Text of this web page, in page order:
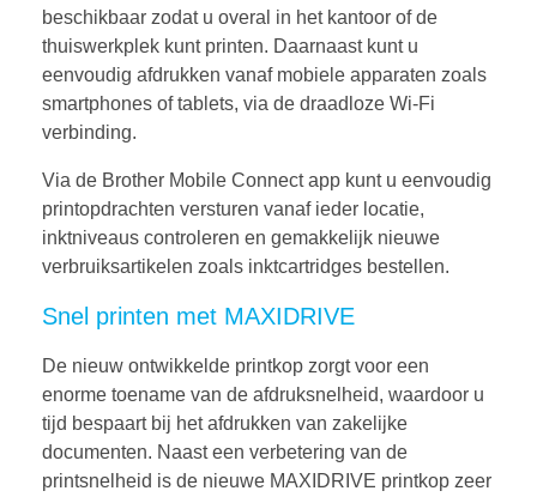
beschikbaar zodat u overal in het kantoor of de
thuiswerkplek kunt printen. Daarnaast kunt u
eenvoudig afdrukken vanaf mobiele apparaten zoals
smartphones of tablets, via de draadloze Wi-Fi
verbinding.
Via de Brother Mobile Connect app kunt u eenvoudig
printopdrachten versturen vanaf ieder locatie,
inktniveaus controleren en gemakkelijk nieuwe
verbruiksartikelen zoals inktcartridges bestellen.
Snel printen met MAXIDRIVE
De nieuw ontwikkelde printkop zorgt voor een
enorme toename van de afdruksnelheid, waardoor u
tijd bespaart bij het afdrukken van zakelijke
documenten. Naast een verbetering van de
printsnelheid is de nieuwe MAXIDRIVE printkop zeer